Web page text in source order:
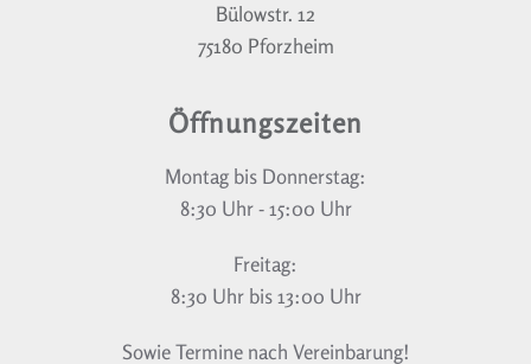
Bülowstr. 12
75180 Pforzheim
Öffnungszeiten
Montag bis Donnerstag:
8:30 Uhr - 15:00 Uhr
Freitag:
8:30 Uhr bis 13:00 Uhr
Sowie Termine nach Vereinbarung!